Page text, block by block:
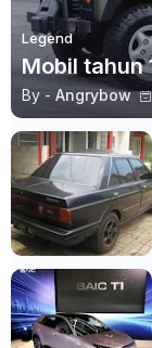
Legend
Mobil tahun
By - Angrybow